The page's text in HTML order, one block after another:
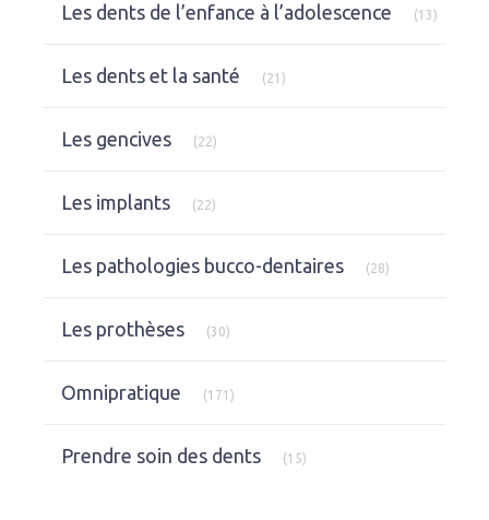
Les dents de l’enfance à l’adolescence (13)
Les dents et la santé (21)
Les gencives (22)
Les implants (22)
Les pathologies bucco-dentaires (28)
Les prothèses (30)
Omnipratique (171)
Prendre soin des dents (15)